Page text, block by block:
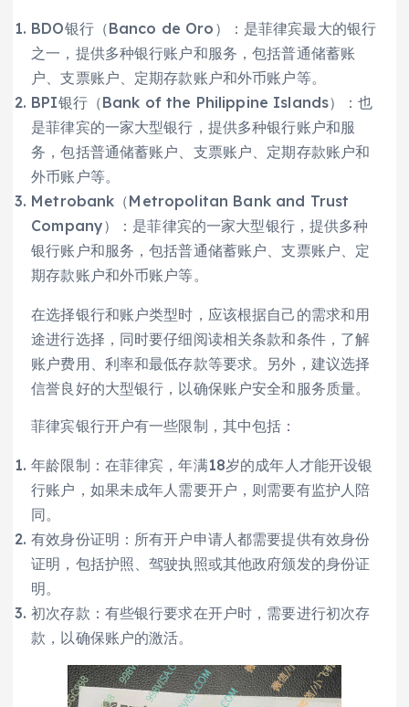
BDO银行（Banco de Oro）：是菲律宾最大的银行
之一，提供多种银行账户和服务，包括普通储蓄账
户、支票账户、定期存款账户和外币账户等。
BPI银行（Bank of the Philippine Islands）：也
是菲律宾的一家大型银行，提供多种银行账户和服
务，包括普通储蓄账户、支票账户、定期存款账户和
外币账户等。
Metrobank（Metropolitan Bank and Trust
Company）：是菲律宾的一家大型银行，提供多种
银行账户和服务，包括普通储蓄账户、支票账户、定
期存款账户和外币账户等。
在选择银行和账户类型时，应该根据自己的需求和用
途进行选择，同时要仔细阅读相关条款和条件，了解
账户费用、利率和最低存款等要求。另外，建议选择
信誉良好的大型银行，以确保账户安全和服务质量。
菲律宾银行开户有一些限制，其中包括：
年龄限制：在菲律宾，年满18岁的成年人才能开设银
行账户，如果未成年人需要开户，则需要有监护人陪
同。
有效身份证明：所有开户申请人都需要提供有效身份
证明，包括护照、驾驶执照或其他政府颁发的身份证
明。
初次存款：有些银行要求在开户时，需要进行初次存
款，以确保账户的激活。